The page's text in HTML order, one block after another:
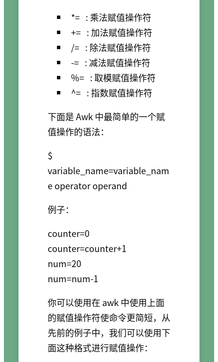
*= : 乘法赋值操作符
+= : 加法赋值操作符
/= : 除法赋值操作符
-= : 减法赋值操作符
%= : 取模赋值操作符
^= : 指数赋值操作符
下面是 Awk 中最简单的一个赋
值操作的语法：
$
variable_name=variable_nam
例子：
counter=0
counter=counter+1
num=20
你可以使用在 awk 中使用上面
的赋值操作符使命令更简短，从
先前的例子中，我们可以使用下
面这种格式进行赋值操作：